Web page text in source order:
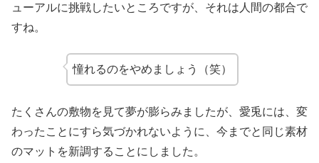
ューアルに挑戦したいところですが、それは人間の都合で
すね。
憧れるのをやめましょう（笑）
たくさんの敷物を見て夢が膨らみましたが、愛兎には、変
わったことにすら気づかれないように、今までと同じ素材
のマットを新調することにしました。